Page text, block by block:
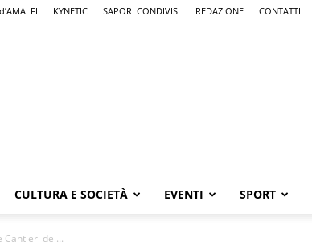
KYNETIC SAPORI CONDIVISI REDAZIONE CONTATTI
CULTURA E SOCIETÀ EVENTI SPORT
Cantieri del...